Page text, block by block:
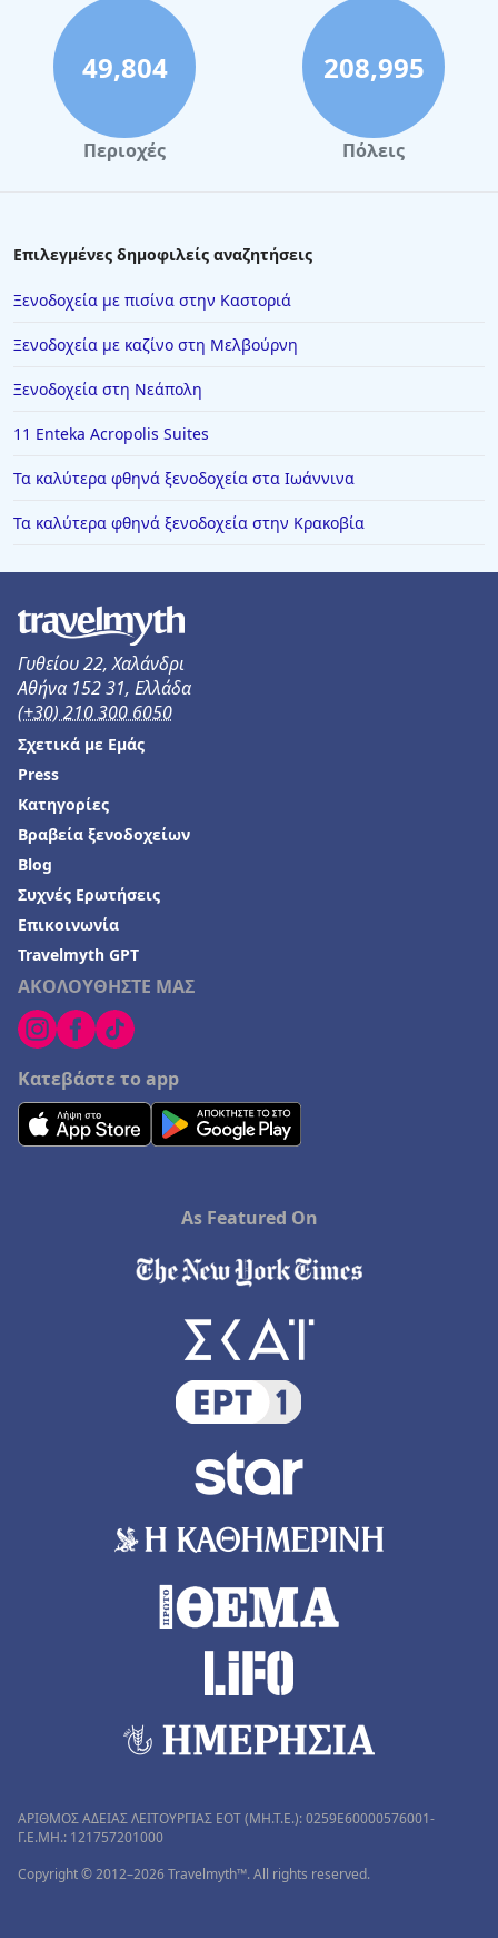
49,804
Περιοχές
208,995
Πόλεις
Επιλεγμένες δημοφιλείς αναζητήσεις
Ξενοδοχεία με πισίνα στην Καστοριά
Ξενοδοχεία με καζίνο στη Μελβούρνη
Ξενοδοχεία στη Νεάπολη
11 Enteka Acropolis Suites
Τα καλύτερα φθηνά ξενοδοχεία στα Ιωάννινα
Τα καλύτερα φθηνά ξενοδοχεία στην Κρακοβία
Γυθείου 22, Χαλάνδρι
Αθήνα 152 31, Ελλάδα
(+30) 210 300 6050
ΑΚΟΛΟΥΘΗΣΤΕ ΜΑΣ
Κατεβάστε το app
Σχετικά με Εμάς
Press
Κατηγορίες
Βραβεία ξενοδοχείων
Blog
Συχνές Ερωτήσεις
Επικοινωνία
Travelmyth GPT
As Featured On
ΑΡΙΘΜΟΣ ΑΔΕΙΑΣ ΛΕΙΤΟΥΡΓΙΑΣ ΕΟΤ (MH.T.E.): 0259Ε60000576001-
Γ.Ε.ΜΗ.: 121757201000
Copyright © 2012–2026 Travelmyth™. All rights reserved.